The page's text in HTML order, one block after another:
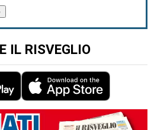
IL RISVEGLIO